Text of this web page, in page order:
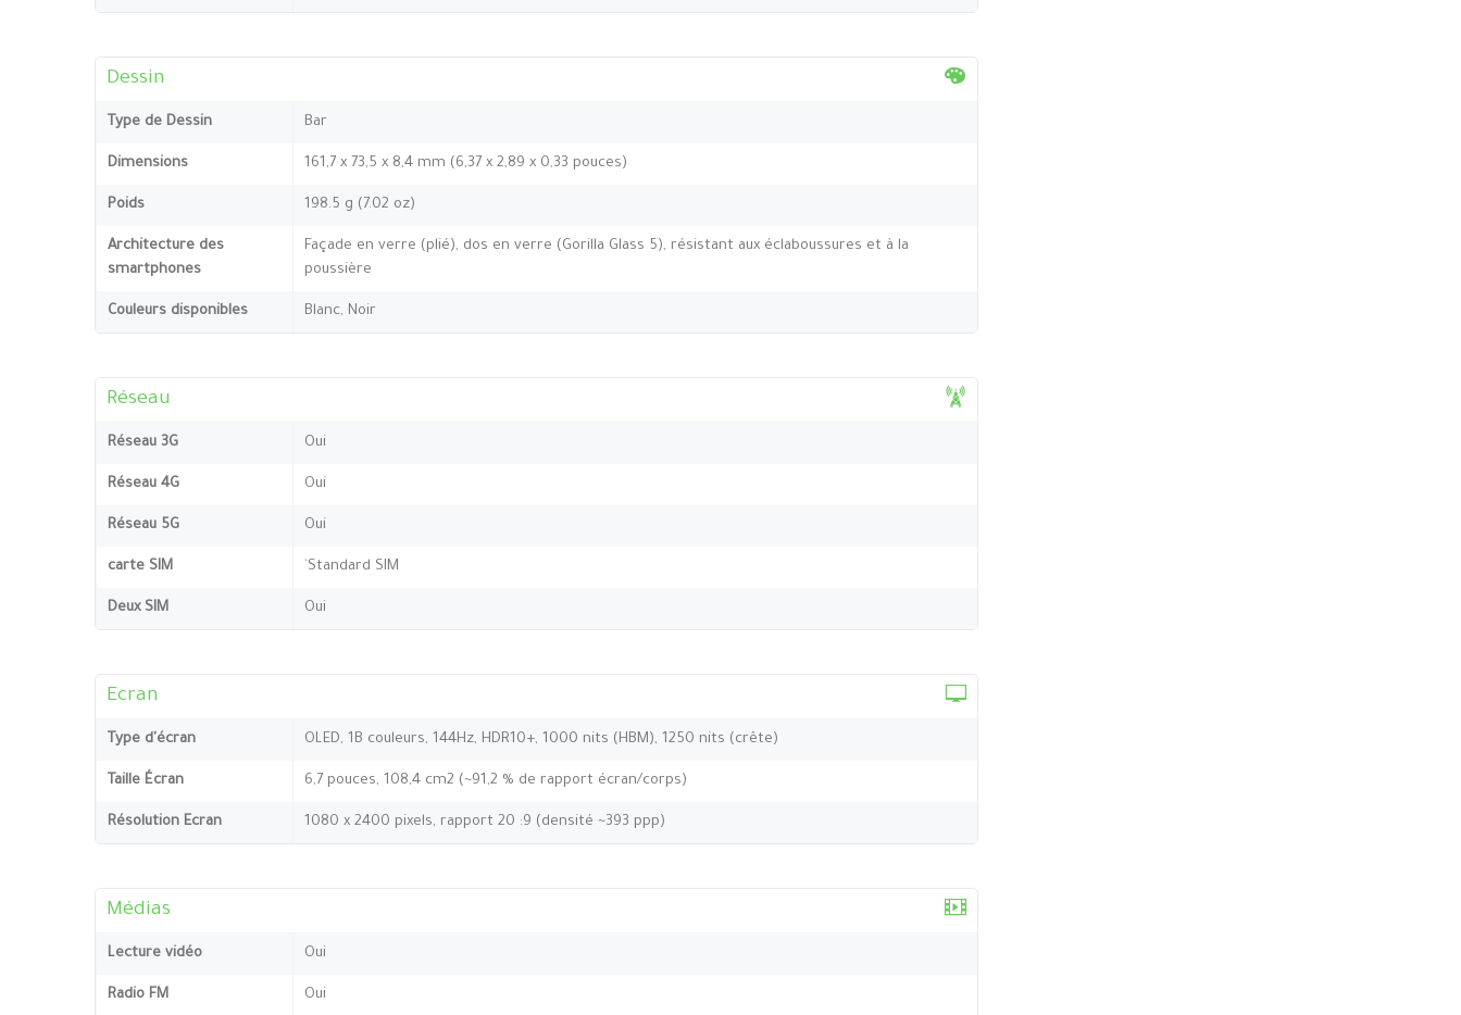
Dessin
Type de Dessin Bar
Dimensions 161,7 x 73,5 x 8,4 mm (6,37 x 2,89 x 0,33 pouces)
Poids 198.5 g (7.02 oz)
Architecture des
smartphones
Façade en verre (plié), dos en verre (Gorilla Glass 5), résistant aux éclaboussures et à la
poussière
Couleurs disponibles Blanc, Noir
Réseau
Réseau 3G Oui
Réseau 4G Oui
Réseau 5G Oui
carte SIM `Standard SIM
Deux SIM Oui
Ecran
Type d'écran OLED, 1B couleurs, 144Hz, HDR10+, 1000 nits (HBM), 1250 nits (crête)
Taille Écran 6,7 pouces, 108,4 cm2 (~91,2 % de rapport écran/corps)
Résolution Ecran 1080 x 2400 pixels, rapport 20 :9 (densité ~393 ppp)
Médias
Lecture vidéo Oui
Radio FM Oui